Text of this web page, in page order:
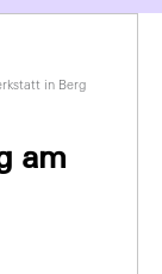
in Berg
am